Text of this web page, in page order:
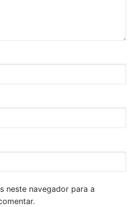
neste navegador para a